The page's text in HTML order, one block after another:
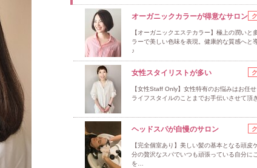
オーガニックカラーが得意なサロン
【オーガニックエステカラー】極上の潤いと
ラーで美しい色味を表現。健康的な質感へと
♪
女性スタイリストが多い
【女性Staff Only】女性特有のお悩みはお任
ライフスタイルのことまでお手伝いさせて頂
ヘッドスパが自慢のサロン
【完全個室あり】美しい髪の基本となる頭皮
分の贅沢なスパでいつも頑張っている自分に
を…